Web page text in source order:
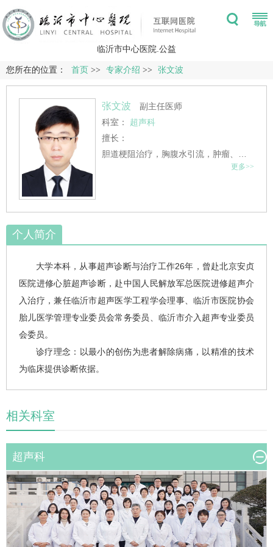
临沂市中心医院.公益
您所在的位置： 首页 >> 专家介绍 >> 张文波
张文波
副主任医师
科室： 超声科
擅长：
更多>>
个人简介
大学本科，从事超声诊断与治疗工作26年，曾赴北京安贞
医院进修心脏超声诊断，赴中国人民解放军总医院进修超声介
入治疗，兼任临沂市超声医学工程学会理事、临沂市医院协会
胎儿医学管理专业委员会常务委员、临沂市介入超声专业委员
会委员。
诊疗理念：以最小的创伤为患者解除病痛，以精准的技术
为临床提供诊断依据。
相关科室
超声科